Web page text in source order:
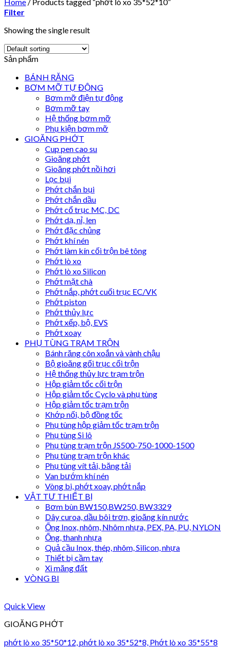
Filter
Showing the single result
Sản phẩm
BÁNH RĂNG
BƠM MỠ TỰ ĐỘNG
Bơm mỡ điện tự động
Bơm mỡ tay
Hệ thống bơm mỡ
Phụ kiện bơm mỡ
GIOĂNG PHỚT
Cup pen cao su
Gioăng phớt
Gioăng phớt nồi hơi
Lọc bụi
Phớt chắn bụi
Phớt chắn dầu
Phớt cổ trục MC, DC
Phớt dạ, nỉ, len
Phớt đặc chủng
Phớt khí nén
Phớt làm kín cối trộn bê tông
Phớt lò xo
Phớt lò xo Silicon
Phớt mặt chà
Phớt nắp, phớt cuối trục EC/VK
Phớt piston
Phớt thủy lực
Phớt xếp, bộ, EVS
Phớt xoay
PHỤ TÙNG TRẠM TRỘN
Bánh răng côn xoắn và vành chậu
Bộ gioăng gối trục cối trộn
Hệ thống thủy lực trạm trộn
Hộp giảm tốc cối trộn
Hộp giảm tốc Cyclo và phụ tùng
Hộp giảm tốc trạm trộn
Khớp nối, bộ đồng tốc
Phụ tùng hộp giảm tốc trạm trộn
Phụ tùng Si lô
Phụ tùng trạm trộn JS500-750-1000-1500
Phụ tùng trạm trộn khác
Phụ tùng vít tải, băng tải
Van bướm khí nén
Vòng bi, phớt xoay, phớt nắp
VẬT TƯ THIẾT BỊ
Bơm bùn BW150,BW250, BW3329
Dây curoa, dầu bôi trơn, gioăng kín nước
Ống Inox, nhôm, Nhôm nhựa, PEX, PA, PU, NYLON
Ống, thanh nhựa
Quả cầu Inox, thép, nhôm, Silicon, nhựa
Thiết bị cầm tay
Xi măng đất
VÒNG BI
Quick View
GIOĂNG PHỚT
phớt lò xo 35*50*12, phớt lò xo 35*52*8, Phớt lò xo 35*55*8